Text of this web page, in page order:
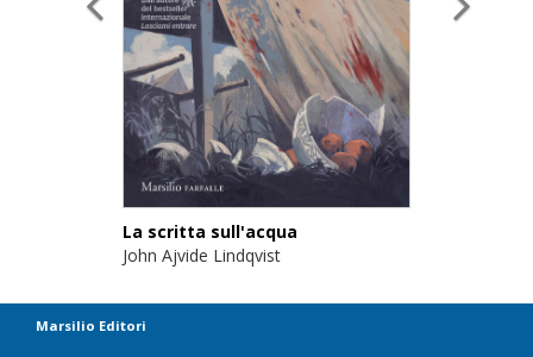
La scritta sull'acqua
John Ajvide Lindqvist
Marsilio Editori